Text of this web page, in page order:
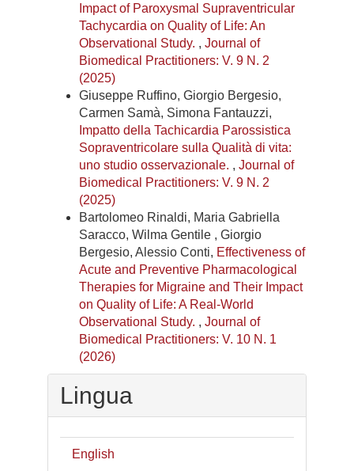
Impact of Paroxysmal Supraventricular
Tachycardia on Quality of Life: An
Observational Study. , Journal of
Biomedical Practitioners: V. 9 N. 2
(2025)
Giuseppe Ruffino, Giorgio Bergesio,
Carmen Samà, Simona Fantauzzi,
Impatto della Tachicardia Parossistica
Sopraventricolare sulla Qualità di vita:
uno studio osservazionale. , Journal of
Biomedical Practitioners: V. 9 N. 2
(2025)
Bartolomeo Rinaldi, Maria Gabriella
Saracco, Wilma Gentile , Giorgio
Bergesio, Alessio Conti, Effectiveness of
Acute and Preventive Pharmacological
Therapies for Migraine and Their Impact
on Quality of Life: A Real-World
Observational Study. , Journal of
Biomedical Practitioners: V. 10 N. 1
(2026)
Lingua
English